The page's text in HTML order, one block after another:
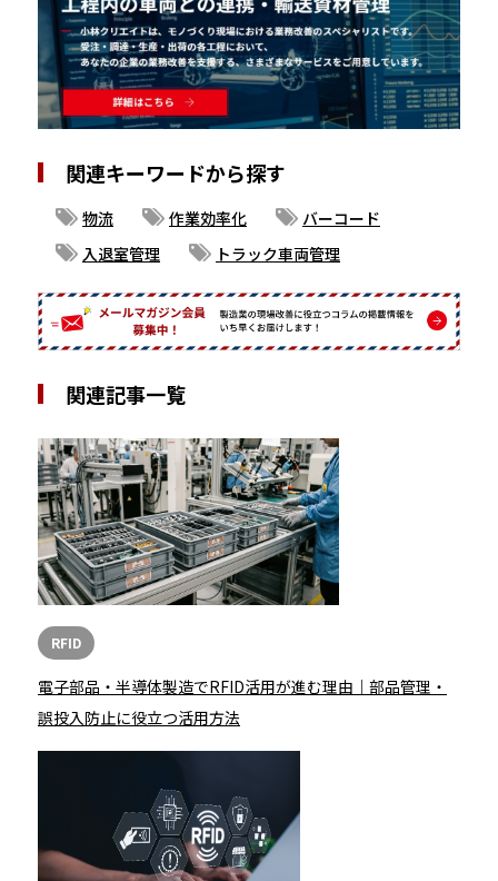
関連キーワードから探す
物流 作業効率化
バーコード
入退室管理
トラック車両管理
関連記事一覧
RFID
電子部品・半導体製造でRFID活用が進む理由｜部品管理・
誤投入防止に役立つ活用方法